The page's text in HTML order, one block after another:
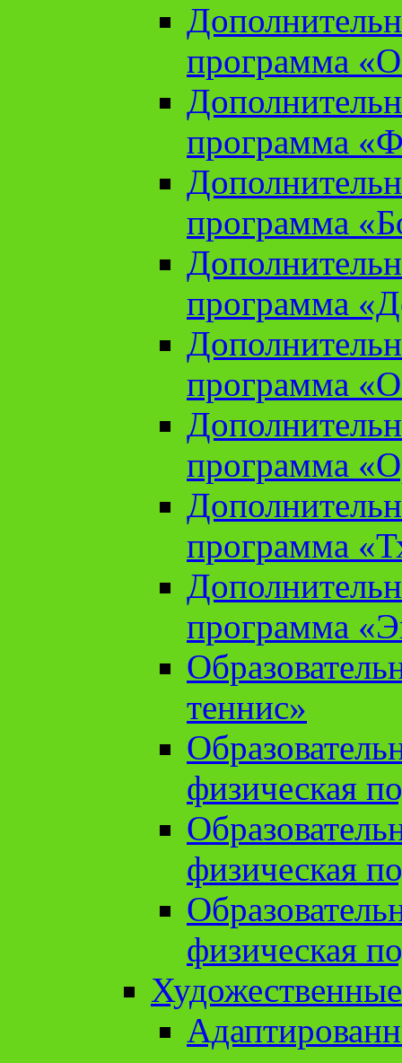
программа
программа
программа
программа
программа
программа
программа
программа
теннис»
физическая
физическая
физическая
Художественные